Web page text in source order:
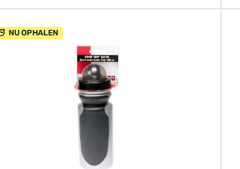
NU OPHALEN